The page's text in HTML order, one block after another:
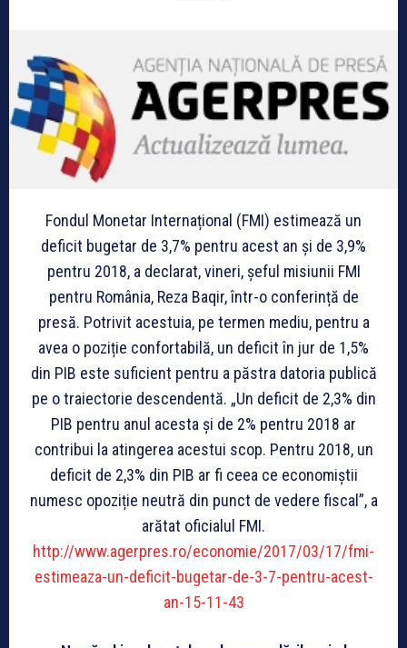
Fondul Monetar Internațional (FMI) estimează un
deficit bugetar de 3,7% pentru acest an și de 3,9%
pentru 2018, a declarat, vineri, șeful misiunii FMI
pentru România, Reza Baqir, într-o conferință de
presă. Potrivit acestuia, pe termen mediu, pentru a
avea o poziție confortabilă, un deficit în jur de 1,5%
din PIB este suficient pentru a păstra datoria publică
pe o traiectorie descendentă. „Un deficit de 2,3% din
PIB pentru anul acesta și de 2% pentru 2018 ar
contribui la atingerea acestui scop. Pentru 2018, un
deficit de 2,3% din PIB ar fi ceea ce economiștii
numesc opoziție neutră din punct de vedere fiscal”, a
arătat oficialul FMI.
http://www.agerpres.ro/economie/2017/03/17/fmi-
estimeaza-un-deficit-bugetar-de-3-7-pentru-acest-
an-15-11-43